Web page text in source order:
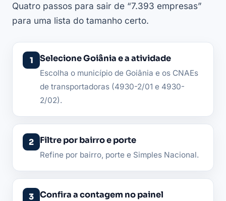
Quatro passos para sair de “7.393 empresas”
para uma lista do tamanho certo.
Selecione Goiânia e a atividade
Escolha o município de Goiânia e os CNAEs
de transportadoras (4930-2/01 e 4930-
2/02).
Filtre por bairro e porte
Refine por bairro, porte e Simples Nacional.
Confira a contagem no painel